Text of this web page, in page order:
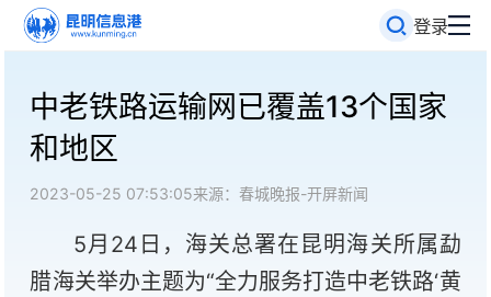
登录
中老铁路运输网已覆盖13个国家
和地区
2023-05-25 07:53:05来源：春城晚报-开屏新闻
5月24日，海关总署在昆明海关所属勐
腊海关举办主题为“全力服务打造中老铁路‘黄